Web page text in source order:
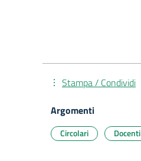
Stampa / Condividi
Argomenti
Circolari Docenti